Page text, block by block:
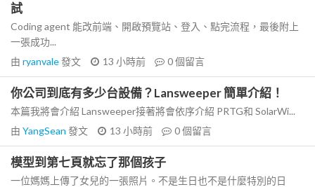
試
Coding agent 能改前端、開啟預覽站、登入、點完流程，最後附上
一張成功...
由 ryanvale發文 13 小時前 0個留言
你公司到底有多少台設備？Lansweeper 簡單介紹！
本篇我將會介紹 Lansweeper接著將會依序介紹 PRTG和 SolarWi...
由 YangSean 發文 13 小時前 0個留言
模型到第七頁就忘了那個孩子
一位媽媽上傳了女兒的一張照片。不是生日也不是什麼特別的日